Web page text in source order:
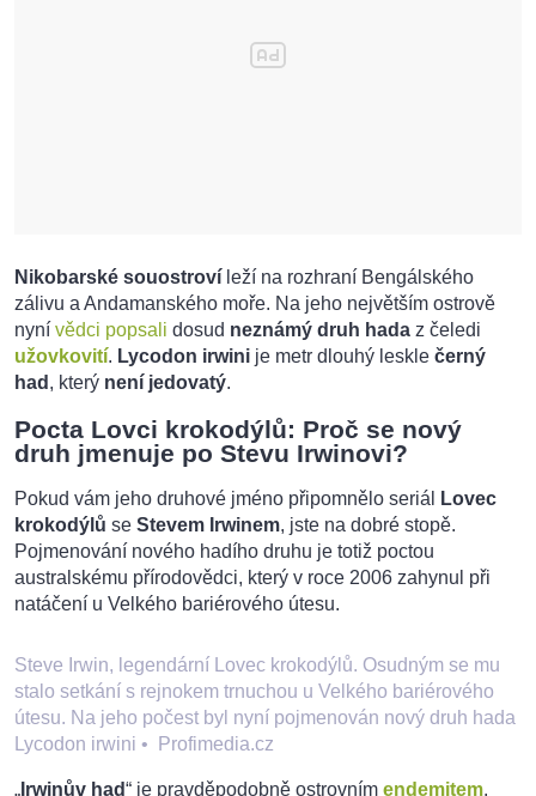
Nikobarské souostroví leží na rozhraní Bengálského
zálivu a Andamanského moře. Na jeho největším ostrově
nyní vědci popsali dosud neznámý druh hada z čeledi
užovkovití. Lycodon irwini je metr dlouhý leskle černý
had , který není jedovatý.
Pocta Lovci krokodýlů: Proč se nový
druh jmenuje po Stevu Irwinovi?
Pokud vám jeho druhové jméno připomnělo seriál
Lovec
krokodýlů se Stevem Irwinem, jste na dobré stopě.
Pojmenování nového hadího druhu je totiž poctou
australskému přírodovědci, který v roce 2006 zahynul při
natáčení u Velkého bariérového útesu.
Steve Irwin, legendární Lovec krokodýlů. Osudným se mu
stalo setkání s rejnokem trnuchou u Velkého bariérového
útesu. Na jeho počest byl nyní pojmenován nový druh hada
Lycodon irwini • Profimedia.cz
„ Irwinův had“ je pravděpodobně ostrovním endemitem,